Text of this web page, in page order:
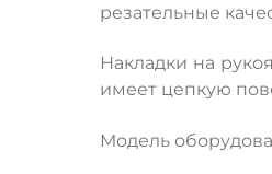
резательные
Накладки на
имеет цепкую
Модель